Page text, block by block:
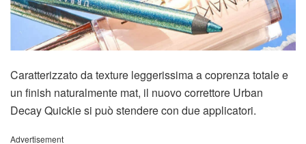
Caratterizzato da texture leggerissima a coprenza totale e
un finish naturalmente mat, il nuovo correttore Urban
Decay Quickie si può stendere con due applicatori.
Advertisement